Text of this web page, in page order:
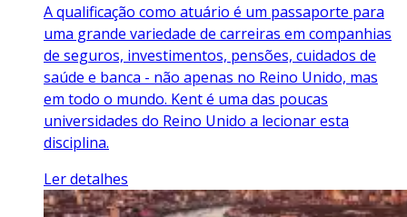
A qualificação como atuário é um passaporte para
uma grande variedade de carreiras em companhias
de seguros, investimentos, pensões, cuidados de
saúde e banca - não apenas no Reino Unido, mas
em todo o mundo. Kent é uma das poucas
universidades do Reino Unido a lecionar esta
disciplina.
Ler detalhes